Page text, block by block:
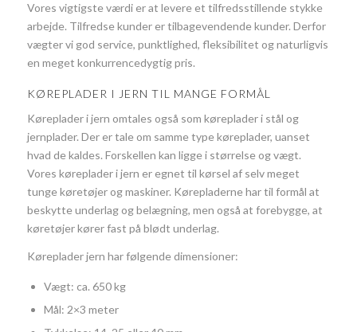
Vores vigtigste værdi er at levere et tilfredsstillende stykke
arbejde. Tilfredse kunder er tilbagevendende kunder. Derfor
vægter vi god service, punktlighed, fleksibilitet og naturligvis
en meget konkurrencedygtig pris.
KØREPLADER I JERN TIL MANGE FORMÅL
Køreplader i jern omtales også som køreplader i stål og
jernplader. Der er tale om samme type køreplader, uanset
hvad de kaldes. Forskellen kan ligge i størrelse og vægt.
Vores køreplader i jern er egnet til kørsel af selv meget
tunge køretøjer og maskiner. Kørepladerne har til formål at
beskytte underlag og belægning, men også at forebygge, at
køretøjer kører fast på blødt underlag.
Køreplader jern har følgende dimensioner:
Vægt: ca. 650 kg
Mål: 2×3 meter